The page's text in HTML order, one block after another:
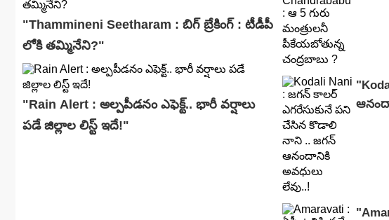
"Thammineni Seetharam : బిగ్ బ్రేకింగ్ : టీడీపీ
లోకి తమ్మినేని?"
"Rain Alert : అల్పపీడనం ఎఫెక్ట్.. భారీ వర్షాలు
పడే జిల్లాల లిస్ట్ ఇదే!"